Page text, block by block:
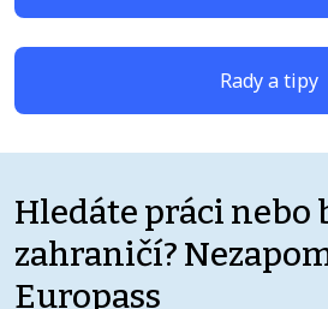
Rady a tipy
Hledáte práci nebo
zahraničí?
Europass